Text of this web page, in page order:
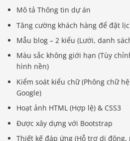
Mô tả Thông tin dự án
Tăng cường khách hàng để đặt
Mẫu blog – 2 kiểu (Lưới, danh
Màu sắc không giới hạn (Tùy
hình nền)
Kiểm soát kiểu chữ (Phông chữ
Google)
Hoạt ảnh HTML (Hợp lệ) & CSS3
Được xây dựng với Bootstrap
Thiết kế đáp ứng (Hỗ trợ di